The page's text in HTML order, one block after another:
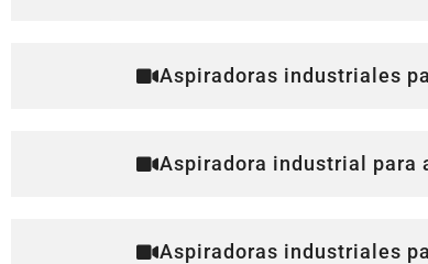
Aspiradoras industriales
Aspiradora industrial para
Aspiradoras industriales